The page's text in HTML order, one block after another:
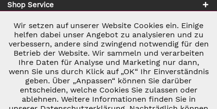
Shop Service
Zahlung & Versand
* ALLE PREISE INKL. GESETZL. UMSATZSTEUER ZZGL.
VERSANDKOSTEN UND GGF. NACHNAHMEGEBÜHREN, WENN NICHT
Notwendig Aktiv
Marketing Inaktiv
Tracking Inaktiv
Wir setzen auf unserer Website Cookies ein. Einige
helfen dabei unser Angebot zu analysieren und zu
verbessern, andere sind zwingend notwendig für den
Betrieb der Website. Wir sammeln und verarbeiten
Ihre Daten für Analyse und Marketing nur dann,
wenn Sie uns durch Klick auf „OK“ Ihr Einverständnis
geben. Über „Anpassen“ können Sie darüber
entscheiden, welche Cookies Sie zulassen oder
ablehnen. Weitere Informationen finden Sie in